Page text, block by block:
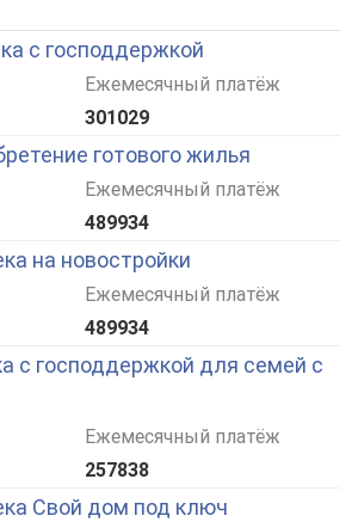
с господдержкой
Ежемесячный платёж
301029
готового жилья
Ежемесячный платёж
489934
на новостройки
Ежемесячный платёж
489934
с господдержкой для семей с
Ежемесячный платёж
257838
Свой дом под ключ